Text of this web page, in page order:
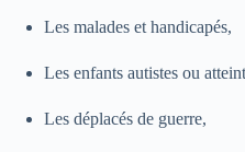
Les malades et handicapés,
Les enfants autistes ou
Les déplacés de guerre,